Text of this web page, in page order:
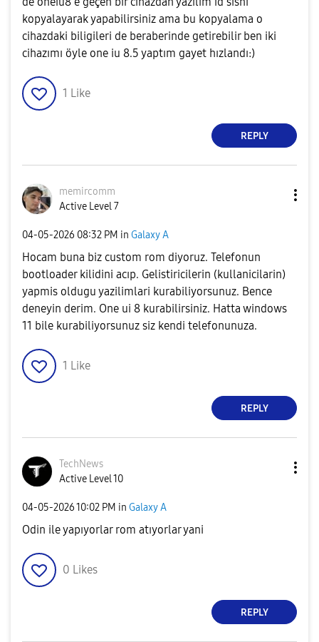
kopyalayarak yapabilirsiniz ama bu kopyalama o
cihazdaki biligileri de beraberinde getirebilir ben iki
cihazımı öyle one iu 8.5 yaptım gayet hızlandı:)
1 Like
REPLY
memircomm
Active Level 7
‎04-05-2026 08:32 PM in Galaxy A
Hocam buna biz custom rom diyoruz. Telefonun
bootloader kilidini acıp. Gelistiricilerin (kullanicilarin)
yapmis oldugu yazilimlari kurabiliyorsunuz. Bence
deneyin derim. One ui 8 kurabilirsiniz. Hatta windows
11 bile kurabiliyorsunuz siz kendi telefonunuza.
1 Like
REPLY
TechNews
Active Level 10
‎04-05-202610:02 PM in Galaxy A
Odin ile yapıyorlar rom atıyorlar yani
0 Likes
REPLY